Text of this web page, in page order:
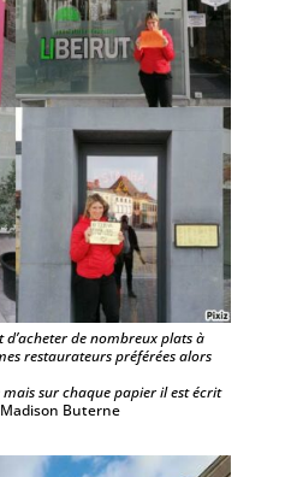
d’acheter de nombreux plats à
restaurateurs préférées alors
mais sur chaque papier il est écrit
Buterne